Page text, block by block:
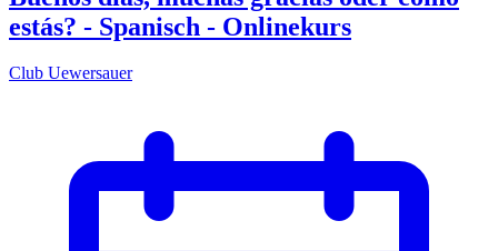
estás? - Spanisch - Onlinekurs
Club Uewersauer